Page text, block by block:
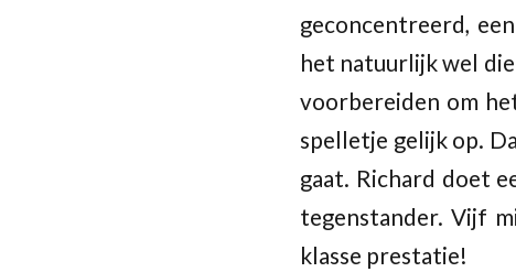
geconcentreerd,
het natuurlijk wel die
voorbereiden om
spelletje gelijk op.
gaat. Richard doet
tegenstander. Vijf
klasse prestatie!